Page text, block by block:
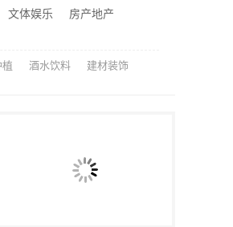
文体娱乐
房产地产
酒水饮料 建材装饰